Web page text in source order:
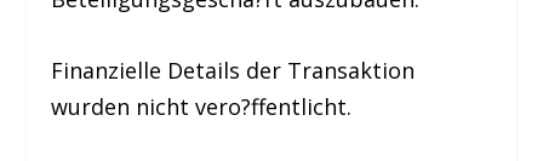
Finanzielle Details der Transaktion
wurden nicht vero?ffentlicht.